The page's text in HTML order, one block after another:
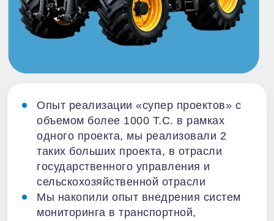
Опыт реализации «супер проектов» с
объемом более 1000 Т.С. в рамках
одного проекта, мы реализовали 2
таких больших проекта, в отрасли
государственного управления и
сельскохозяйственной отрасли
Мы накопили опыт внедрения систем
мониторинга в транспортной,